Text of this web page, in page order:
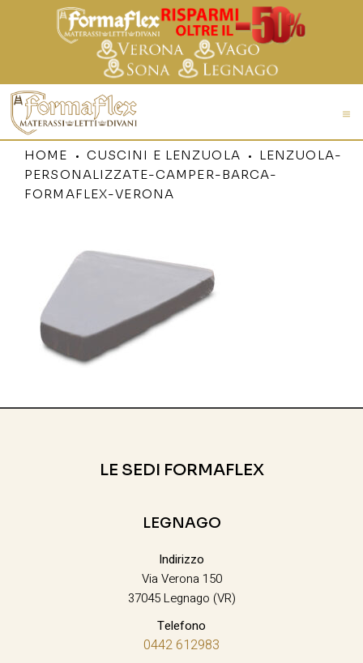
HOME CUSCINI E LENZUOLA
LENZUOLA-
PERSONALIZZATE-CAMPER-BARCA-
FORMAFLEX-VERONA
LE SEDI FORMAFLEX
LEGNAGO
Indirizzo
Via Verona 150
37045 Legnago (VR)
Telefono
0442 612983